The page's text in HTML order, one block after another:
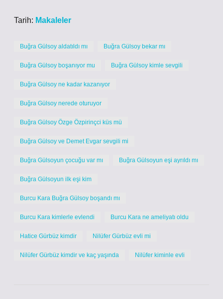
Tarih: Makaleler
Buğra Gülsoy aldatıldı mı Buğra Gülsoy bekar mı
Buğra Gülsoy boşanıyor mu Buğra Gülsoy kimle sevgili
Buğra Gülsoy ne kadar kazanıyor
Buğra Gülsoy nerede oturuyor
Buğra Gülsoy Özge Özpirinçci küs mü
Buğra Gülsoy ve Demet Evgar sevgili mi
Buğra Gülsoyun çocuğu var mı Buğra Gülsoyun eşi ayrıldı mı
Buğra Gülsoyun ilk eşi kim
Burcu Kara Buğra Gülsoy boşandı mı
Burcu Kara kimlerle evlendi Burcu Kara ne ameliyatı oldu
Hatice Gürbüz kimdir Nilüfer Gürbüz evli mi
Nilüfer Gürbüz kimdir ve kaç yaşında Nilüfer kiminle evli